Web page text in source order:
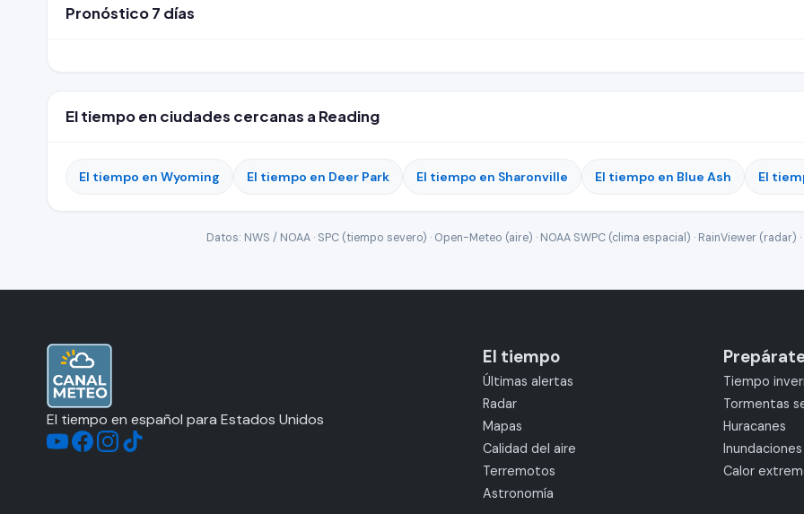
Pronóstico 7 días
El tiempo en ciudades cercanas a Reading
El tiempo en Wyoming El tiempo en Deer Park El tiempo en Sharonville El tiempo en Blue Ash El
Datos: NWS / NOAA · SPC (tiempo severo) · Open-Meteo (aire) · NOAA SWPC (clima espacial) · RainViewer (radar)
El tiempo en español para Estados Unidos
El tiempo
Últimas alertas
Radar
Mapas
Calidad del aire
Terremotos
Astronomía
Tiempo
Tormentas
Huracanes
Inundaciones
Calor